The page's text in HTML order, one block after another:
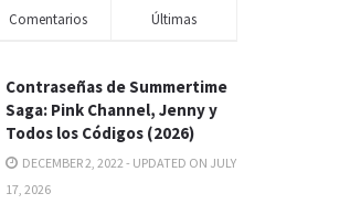
Comentarios Últimas
Contraseñas de Summertime
Saga: Pink Channel, Jenny y
Todos los Códigos (2026)
DECEMBER 2, 2022 - UPDATED ON JULY
17, 2026